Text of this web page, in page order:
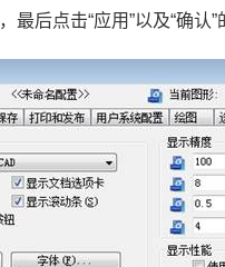
，最后点击“应用”以及“确认”